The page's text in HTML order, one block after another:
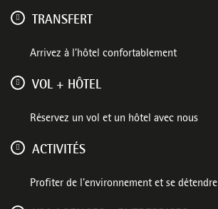
TRANSFERT
Arrivez à l’hôtel confortablement
VOL + HÔTEL
Réservez un vol et un hôtel avec nous
ACTIVITÉS
Profiter de l'environnement et se détendre